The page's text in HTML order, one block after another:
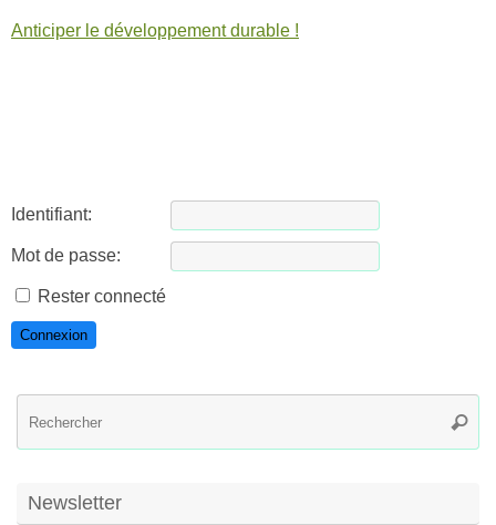
Anticiper le développement durable !
Identifiant:
Mot de passe:
Rester connecté
Connexion
Newsletter